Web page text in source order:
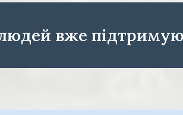
вже